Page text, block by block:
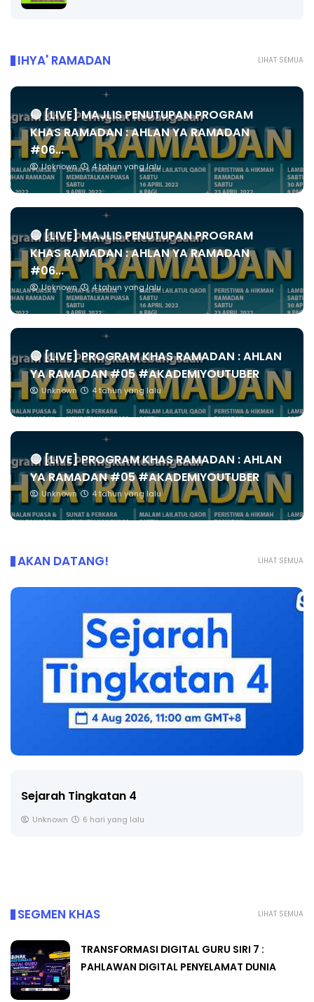
LIHAT SEMUA
IHYA' RAMADAN
🔴 [LIVE] MAJLIS PENUTUPAN PROGRAM
KHAS RAMADAN : AHLAN YA RAMADAN
#06...
Unknown 4 tahun yang lalu
🔴 [LIVE] MAJLIS PENUTUPAN PROGRAM
KHAS RAMADAN : AHLAN YA RAMADAN
#06...
Unknown 4 tahun yang lalu
🔴 [LIVE] PROGRAM KHAS RAMADAN : AHLAN
YA RAMADAN #05 #AKADEMIYOUTUBER
Unknown 4 tahun yang lalu
🔴 [LIVE] PROGRAM KHAS RAMADAN : AHLAN
YA RAMADAN #05 #AKADEMIYOUTUBER
Unknown 4 tahun yang lalu
LIHAT SEMUA
AKAN DATANG!
Sejarah Tingkatan 4
Unknown 6 hari yang lalu
LIHAT SEMUA
SEGMEN KHAS
TRANSFORMASI DIGITAL GURU SIRI 7 :
PAHLAWAN DIGITAL PENYELAMAT DUNIA